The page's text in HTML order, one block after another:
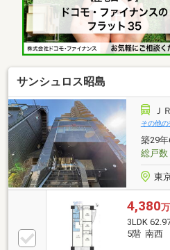
サンシュロス昭島
Ｊ
その他の
築29
総戸数
東
4,380
3LDK
5階 南西